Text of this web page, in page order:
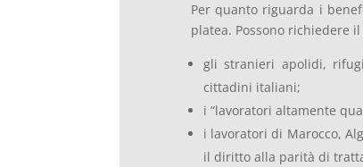
Per quanto riguarda i
platea. Possono richiedere
gli stranieri apolidi,
cittadini italiani;
i “lavoratori altamente
i lavoratori di Marocco,
il diritto alla parità di